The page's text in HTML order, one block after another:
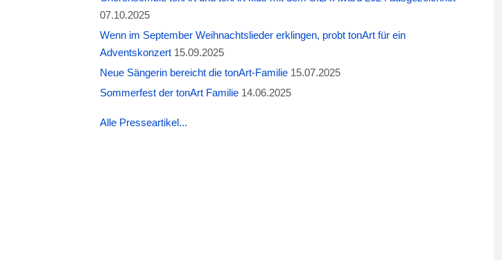
07.10.2025
Wenn im September Weihnachtslieder erklingen, probt tonArt für ein
Adventskonzert 15.09.2025
Neue Sängerin bereicht die tonArt-Familie 15.07.2025
Sommerfest der tonArt Familie 14.06.2025
Alle Presseartikel...